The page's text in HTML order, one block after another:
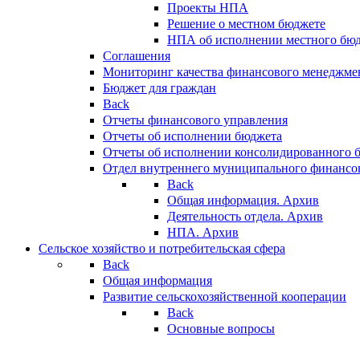
Проекты НПА
Решение о местном бюджете
НПА об исполнении местного
Соглашения
Мониторинг качества финансового
Бюджет для граждан
Back
Отчеты финансового управления
Отчеты об исполнении бюджета
Отчеты об исполнении консолидированного
Отдел внутреннего муниципального
Back
Общая информация. Архив
Деятельность отдела. Архив
НПА. Архив
Сельское хозяйство и потребительская сфера
Back
Общая информация
Развитие сельскохозяйственной кооперации
Back
Основные вопросы